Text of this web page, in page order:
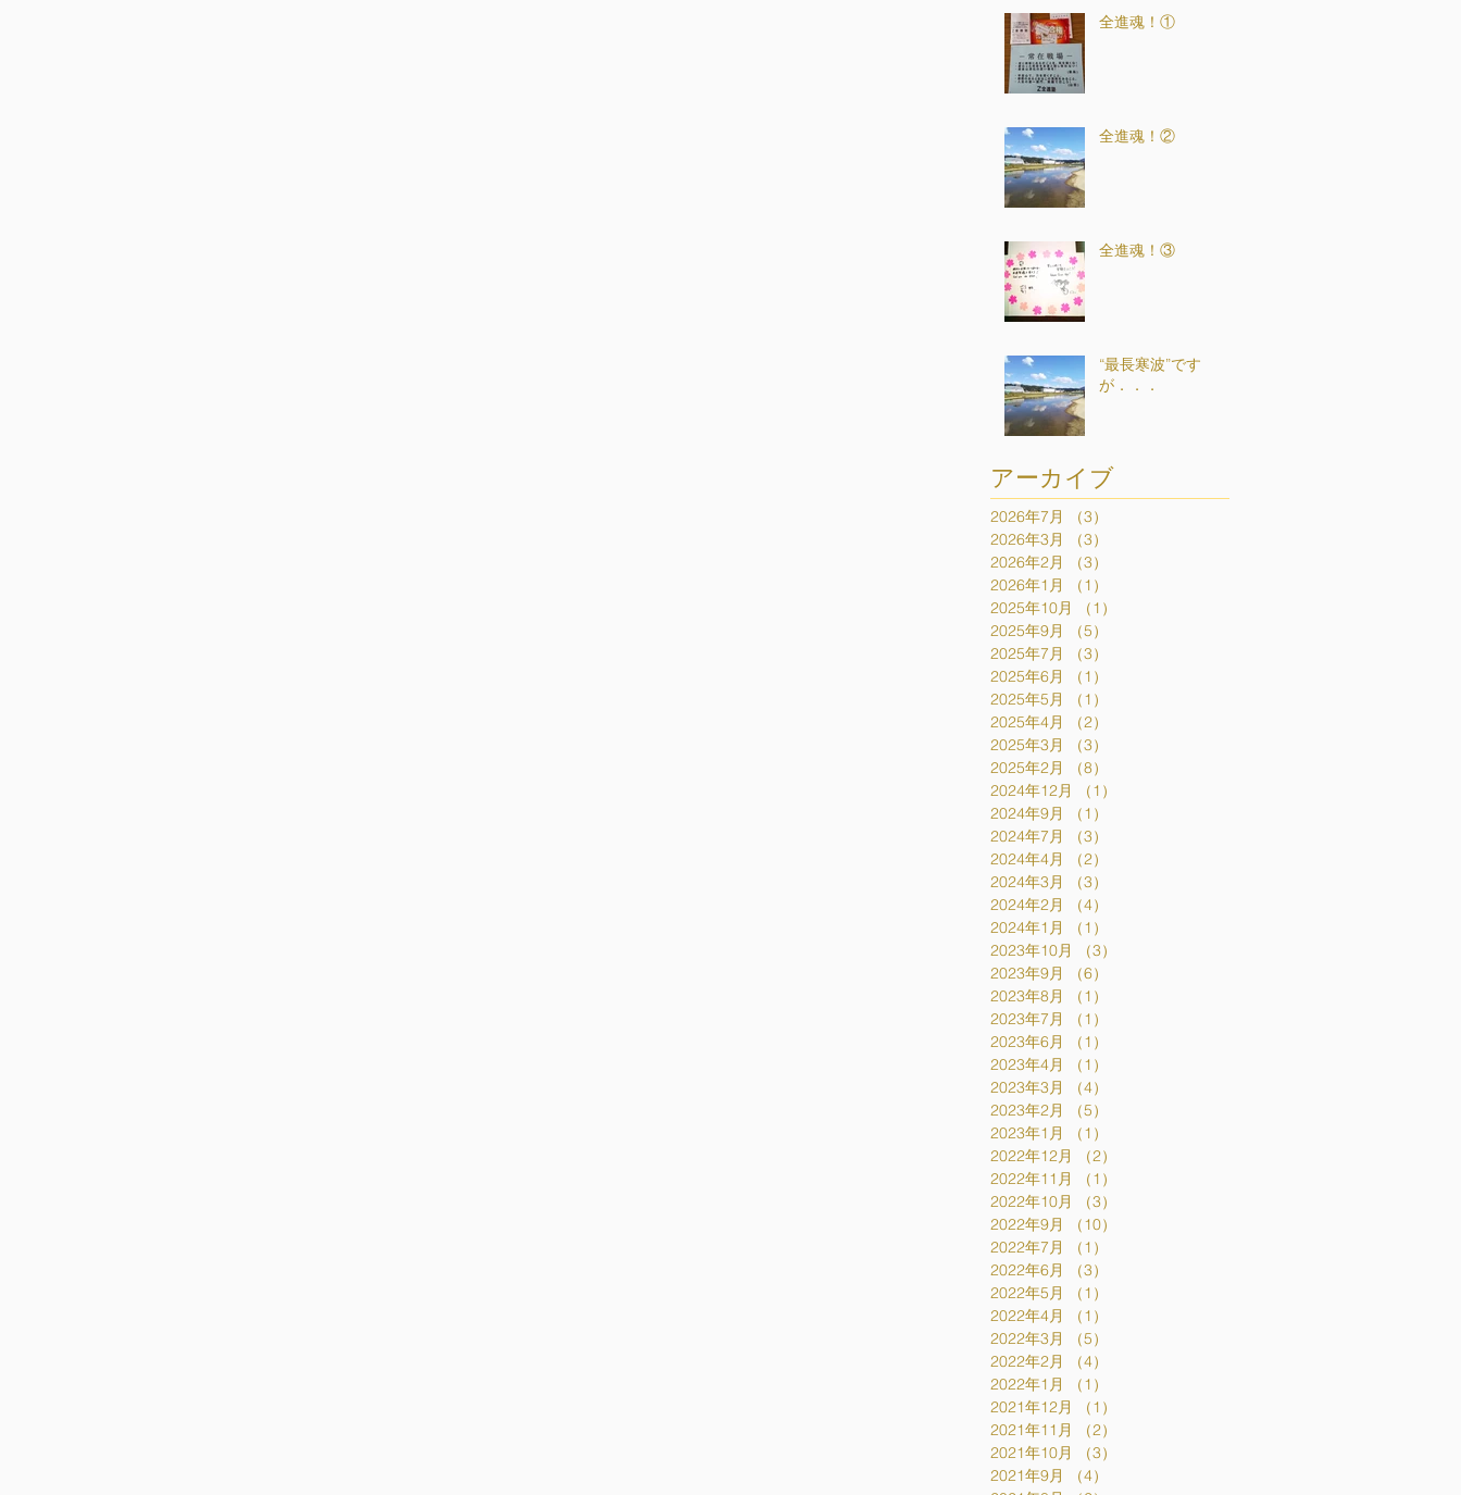
全進魂！①
全進魂！②
全進魂！③
“最長寒波”です
が．．．
アーカイブ
2026年7月 （3）
2026年3月
（3）
2026年2月
（3）
2026年1月
（1）
2025年10月
（1）
2025年9月
（5）
2025年7月
（3）
2025年6月
（1）
2025年5月
（1）
2025年4月
（2）
2025年3月
（3）
2025年2月
（8）
2024年12月
（1）
2024年9月
（1）
2024年7月
（3）
2024年4月
（2）
2024年3月
（3）
2024年2月
（4）
2024年1月
（1）
2023年10月
（3）
2023年9月
（6）
2023年8月
（1）
2023年7月
（1）
2023年6月
（1）
2023年4月
（1）
2023年3月
（4）
2023年2月
（5）
2023年1月
（1）
2022年12月
（2）
2022年11月
（1）
2022年10月
（3）
2022年9月
（10）
2022年7月
（1）
2022年6月
（3）
2022年5月
（1）
2022年4月
（1）
2022年3月
（5）
2022年2月
（4）
2022年1月
（1）
2021年12月
（1）
2021年11月
（2）
2021年10月
（3）
2021年9月
（4）